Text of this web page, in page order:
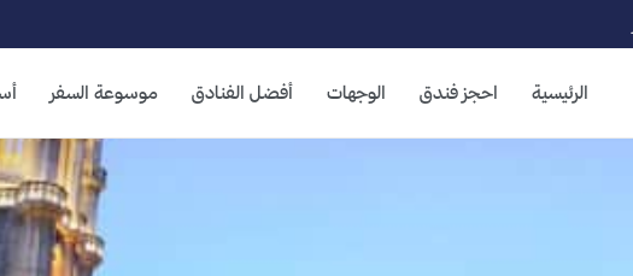
الرئيسية احجز فندق الوجهات أفضل الفنادق موسوعة السفر